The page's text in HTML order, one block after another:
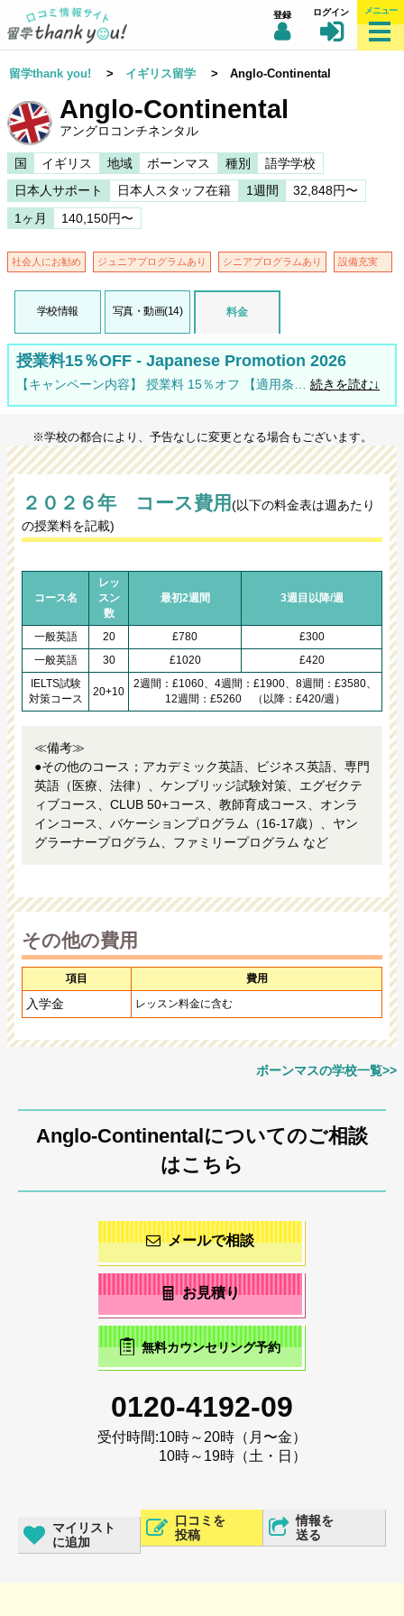
登録 ログイン メニュー
留学thank you! > イギリス留学 > Anglo-Continental
Anglo-Continental
アングロコンチネンタル
国 イギリス 地域 ボーンマス 種別
語学学校
日本人サポート
日本人スタッフ在籍 1週間
32,848円〜
1ヶ月
140,150円〜
社会人にお勧め ジュニアプログラムあり シニアプログラムあり 設備充実
学校情報 写真・動画(14) 料金
授業料15％OFF - Japanese Promotion 2026
【キャンペーン内容】 授業料 15％オフ 【適用条… 続きを読む↓
※学校の都合により、予告なしに変更となる場合もございます。
２０２６年 コース費用(以下の料金表は週あたり
の授業料を記載)
コース名
レッ
スン
数
最初2週間 3週目以降/週
一般英語 20 £780
£300
一般英語
30 £1020
£420
IELTS試験
対策コース
20+10
2週間：£1060、4週間：£1900、8週間：£3580、
12週間：£5260 （以降：£420/週）
≪備考≫
●その他のコース；アカデミック英語、ビジネス英語、専門
英語（医療、法律）、ケンブリッジ試験対策、エグゼクテ
ィブコース、CLUB 50+コース、教師育成コース、オンラ
インコース、バケーションプログラム（16-17歳）、ヤン
グラーナープログラム、ファミリープログラム など
その他の費用
項目 費用
入学金 レッスン料金に含む
ボーンマスの学校一覧>>
Anglo-Continentalについてのご相談
はこちら
メールで相談
お見積り
無料カウンセリング予約
0120-4192-09
受付時間:10時～20時（月〜金）
10時～19時（土・日）
マイリスト
に追加
口コミを
投稿
情報を
送る